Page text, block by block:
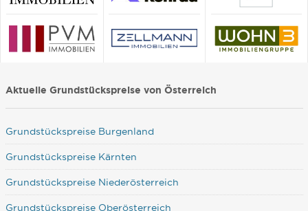
Aktuelle Grundstückspreise von Österreich
Grundstückspreise Burgenland
Grundstückspreise Kärnten
Grundstückspreise Niederösterreich
Grundstückspreise Oberösterreich